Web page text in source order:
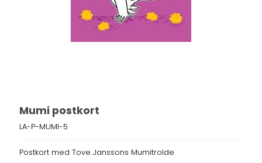
Mumi postkort
LA-P-MUMI-5
Postkort med Tove Janssons Mumitrolde